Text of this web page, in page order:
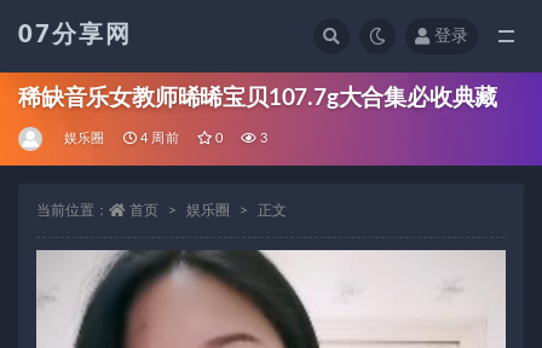
07分享网 登录
稀缺音乐女教师晞晞宝贝107.7g大合集必收典藏
娱乐圈 4 周前 0 3
当前位置： 首页 娱乐圈 正文